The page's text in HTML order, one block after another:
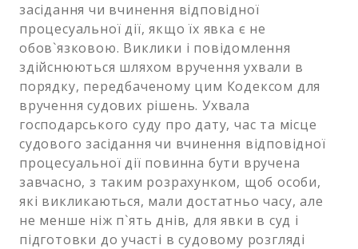
засідання чи вчинення відповідної
процесуальної дії, якщо їх явка є не
обов`язковою. Виклики і повідомлення
здійснюються шляхом вручення ухвали в
порядку, передбаченому цим Кодексом для
вручення судових рішень. Ухвала
господарського суду про дату, час та місце
судового засідання чи вчинення відповідної
процесуальної дії повинна бути вручена
завчасно, з таким розрахунком, щоб особи,
які викликаються, мали достатньо часу, але
не менше ніж п`ять днів, для явки в суд і
підготовки до участі в судовому розгляді